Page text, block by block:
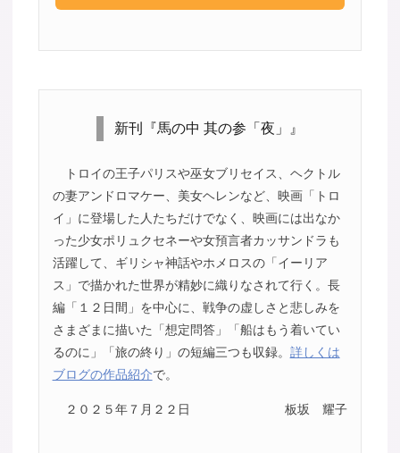
新刊『馬の中 其の参「夜」』
トロイの王子パリスや巫女ブリセイス、ヘクトル
の妻アンドロマケー、美女ヘレンなど、映画「トロ
イ」に登場した人たちだけでなく、映画には出なか
った少女ポリュクセネーや女預言者カッサンドラも
活躍して、ギリシャ神話やホメロスの「イーリア
ス」で描かれた世界が精妙に織りなされて行く。長
編「１２日間」を中心に、戦争の虚しさと悲しみを
さまざまに描いた「想定問答」「船はもう着いてい
るのに」「旅の終り」の短編三つも収録。 詳しくは
ブログの作品紹介で。
２０２５年７月２２日 板坂 耀子